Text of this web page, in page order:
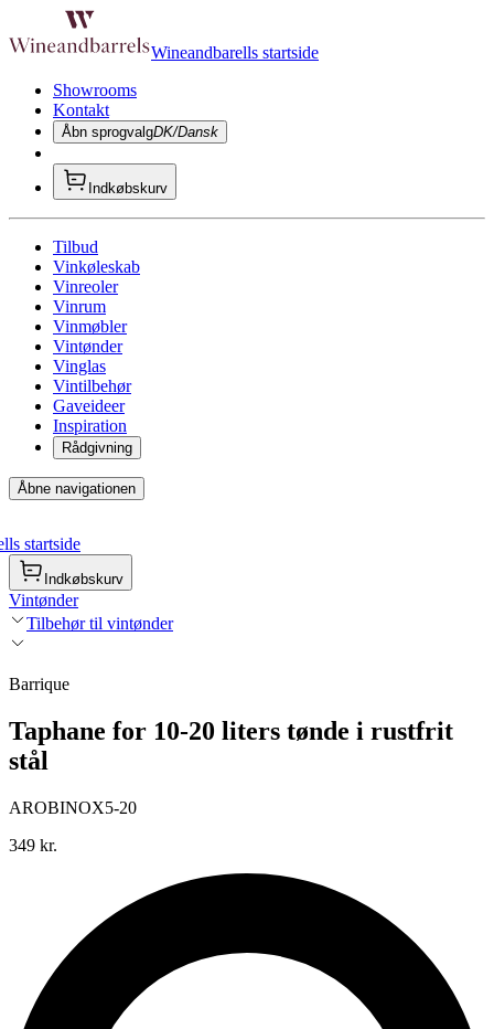
Wineandbarells startside
Showrooms
Kontakt
Åbn sprogvalgDK/Dansk
Indkøbskurv
Tilbud
Vinkøleskab
Vinreoler
Vinrum
Vinmøbler
Vintønder
Vinglas
Vintilbehør
Gaveideer
Inspiration
Rådgivning
Åbne navigationen
startside
Indkøbskurv
Vintønder
Tilbehør til vintønder
Barrique
Taphane for 10-20 liters tønde i rustfrit
stål
AROBINOX5-20
349 kr.